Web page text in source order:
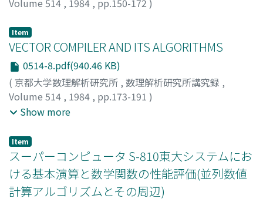
Volume 514 , 1984 , pp.150-172 )
Item
VECTOR COMPILER AND ITS ALGORITHMS
0514-8.pdf(940.46 KB)
( 京都大学数理解析研究所 , 数理解析研究所講究録 ,
Volume 514 , 1984 , pp.173-191 )
Yasumura, Michiaki
カ, ヨシカズ
Show more
Item
スーパーコンピュータ S-810東大システムにお
ける基本演算と数学関数の性能評価(並列数値
計算アルゴリズムとその周辺)